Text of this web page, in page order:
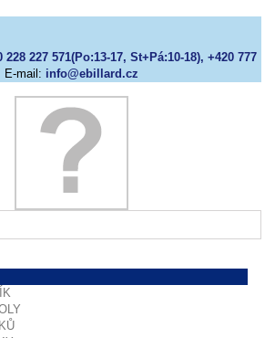
228 227 571(Po:13-17, St+Pá:10-18), +420 777
E-mail: info@ebillard.cz